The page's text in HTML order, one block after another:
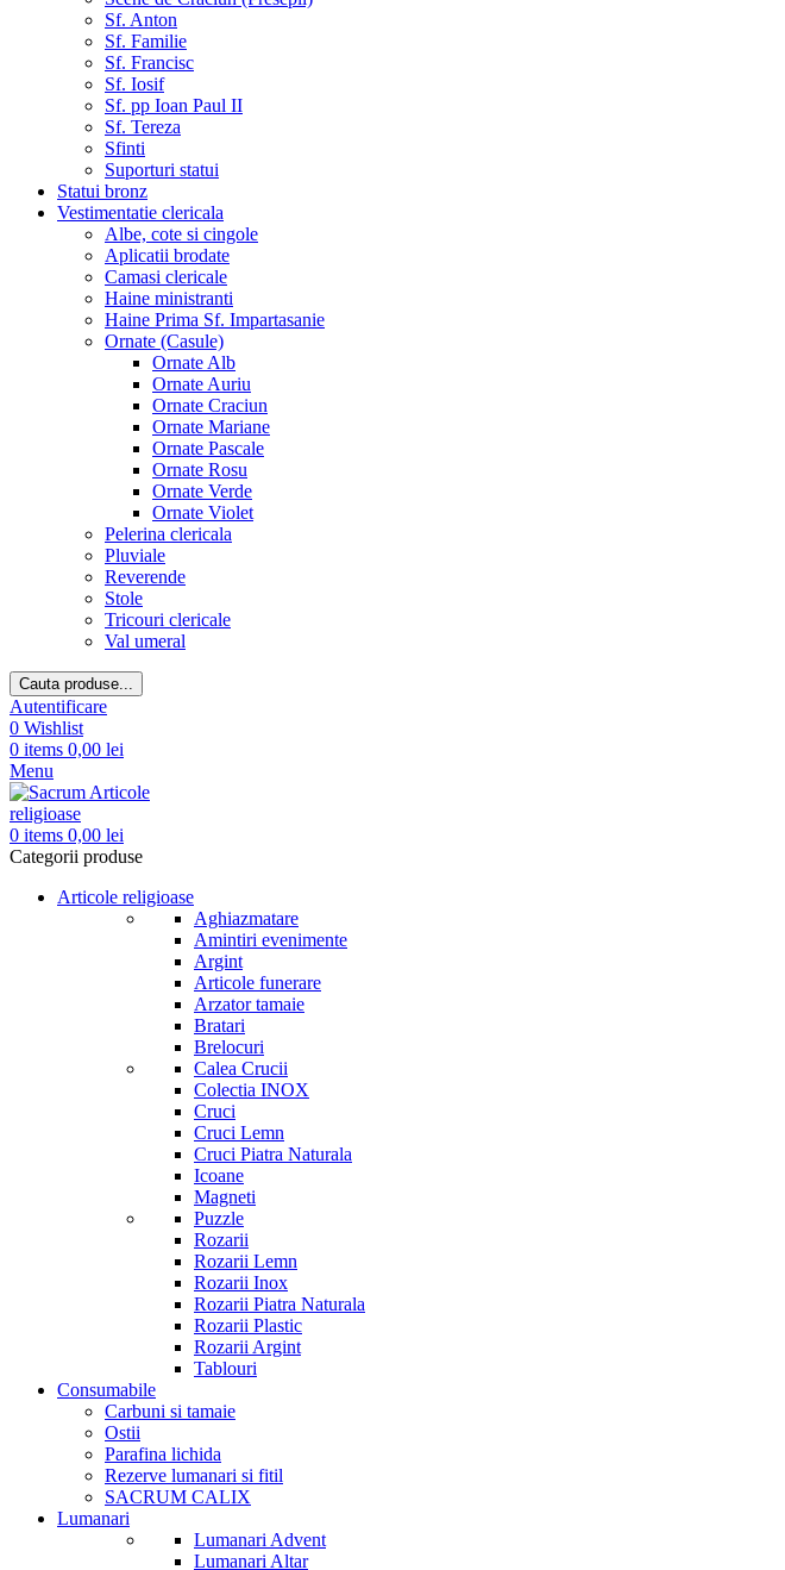
Sf. Anton
Sf. Familie
Sf. Francisc
Sf. Iosif
Sf. pp Ioan Paul II
Sf. Tereza
Sfinti
Suporturi statui
Statui bronz
Vestimentatie clericala
Albe, cote si cingole
Aplicatii brodate
Camasi clericale
Haine ministranti
Haine Prima Sf. Impartasanie
Ornate (Casule)
Ornate Alb
Ornate Auriu
Ornate Craciun
Ornate Mariane
Ornate Pascale
Ornate Rosu
Ornate Verde
Ornate Violet
Pelerina clericala
Pluviale
Reverende
Stole
Tricouri clericale
Val umeral
Cauta produse...
Autentificare
0 Wishlist
0 items 0,00 lei
Menu
0 items 0,00 lei
Categorii produse
Articole religioase
Aghiazmatare
Amintiri evenimente
Argint
Articole funerare
Arzator tamaie
Bratari
Brelocuri
Calea Crucii
Colectia INOX
Cruci
Cruci Lemn
Cruci Piatra Naturala
Icoane
Magneti
Puzzle
Rozarii
Rozarii Lemn
Rozarii Inox
Rozarii Piatra Naturala
Rozarii Plastic
Rozarii Argint
Tablouri
Consumabile
Carbuni si tamaie
Ostii
Parafina lichida
Rezerve lumanari si fitil
SACRUM CALIX
Lumanari
Lumanari Advent
Lumanari Altar